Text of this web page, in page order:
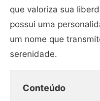
que valoriza sua
possui uma
um nome que
serenidade.
Conteúdo